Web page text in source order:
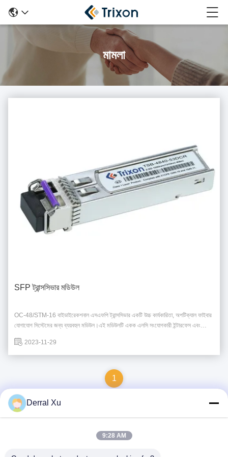
মামলা
SFP ট্রান্সসিভার মডিউল
OC-48/STM-16 বাইডাইরেকশনাল এসএফপি ট্রান্সসিভার একটি উচ্চ কার্যকারিতা, অপটিক্যাল ফাইবার
যোগাযোগ সিস্টেমের জন্য ব্যয়বহুল মডিউল।এই মডিউলটি একক এলসি সংযোগকারী ইন্টারফেস এবং
অনুযায়ী। এসএফপি ট্রান্সসিভার মডিউলটি একক-...
2023-11-29
1
Derral Xu
9:28 AM